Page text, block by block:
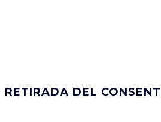
RETIRADA DEL